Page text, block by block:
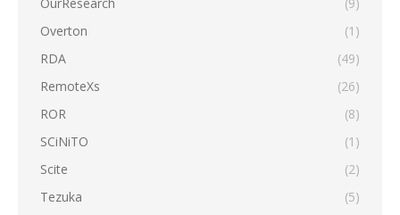
Overton
(1)
RDA
(49)
RemoteXs
(26)
ROR
(8)
SCiNiTO
(1)
Scite
(2)
Tezuka
(5)